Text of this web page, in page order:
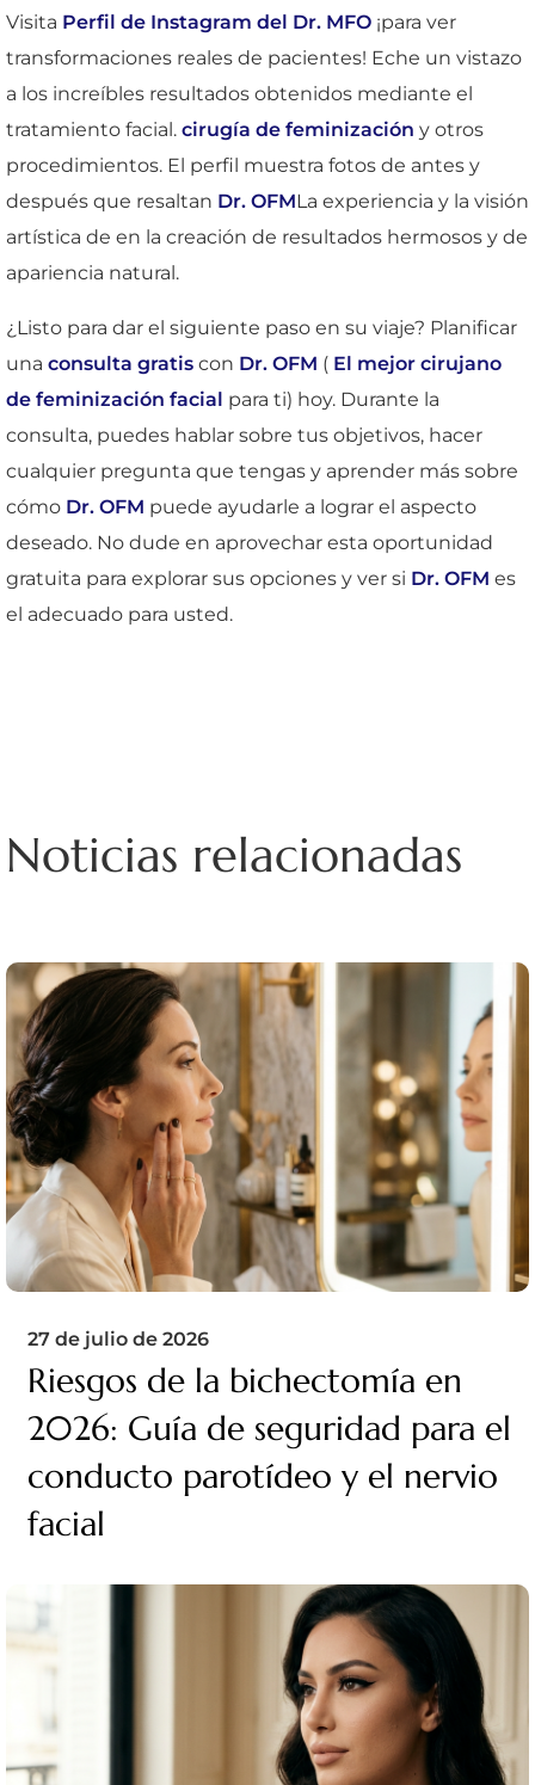
Visita Perfil de Instagram del Dr. MFO ¡para ver
transformaciones reales de pacientes! Eche un vistazo
a los increíbles resultados obtenidos mediante el
tratamiento facial. cirugía de feminización y otros
procedimientos. El perfil muestra fotos de antes y
después que resaltan Dr. OFMLa experiencia y la visión
artística de en la creación de resultados hermosos y de
apariencia natural.
¿Listo para dar el siguiente paso en su viaje? Planificar
una consulta gratis con Dr. OFM ( El mejor cirujano
de feminización facial para ti) hoy. Durante la
consulta, puedes hablar sobre tus objetivos, hacer
cualquier pregunta que tengas y aprender más sobre
cómo Dr. OFM puede ayudarle a lograr el aspecto
deseado. No dude en aprovechar esta oportunidad
gratuita para explorar sus opciones y ver si Dr. OFM es
el adecuado para usted.
Noticias relacionadas
27 de julio de 2026
Riesgos de la bichectomía en
2026: Guía de seguridad para el
conducto parotídeo y el nervio
facial